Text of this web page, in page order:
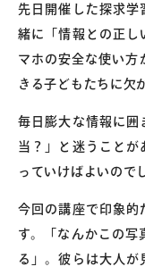
コラム・読み物
先日開催した探求
緒に「情報との正し
マホの安全な使い
きる子どもたちに欠
毎日膨大な情報に囲
当？」と迷うこと
っていけばよいので
今回の講座で印象的
す。「なんかこの
る」。彼らは大人